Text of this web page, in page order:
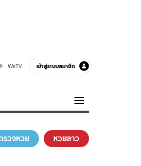
WeTV เข้าสู่ระบบสมาชิก
ามรู้รอบตัว
วทู
รวจหวย หวยลาว